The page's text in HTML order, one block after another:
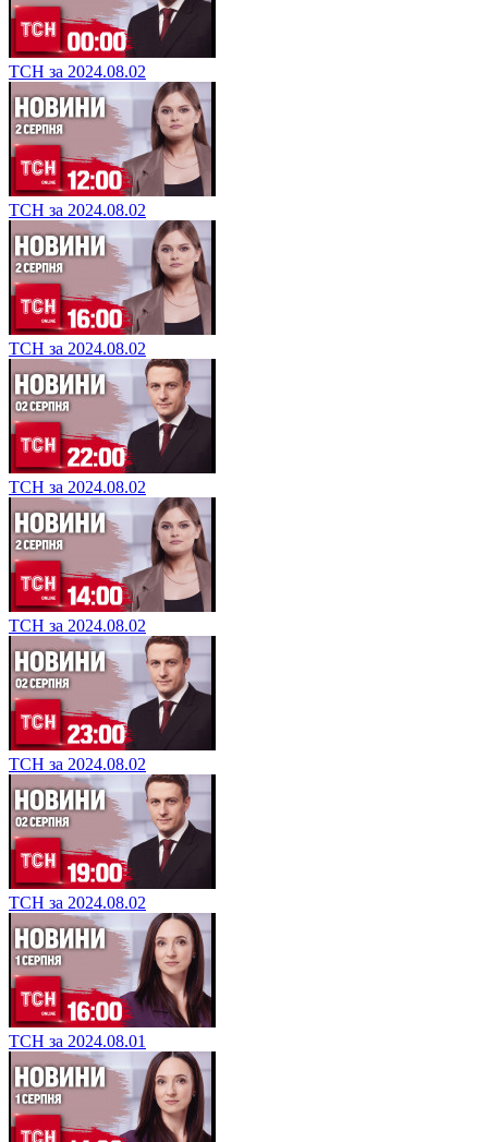
ТСН за 2024.08.02
ТСН за 2024.08.02
ТСН за 2024.08.02
ТСН за 2024.08.02
ТСН за 2024.08.02
ТСН за 2024.08.02
ТСН за 2024.08.02
ТСН за 2024.08.01